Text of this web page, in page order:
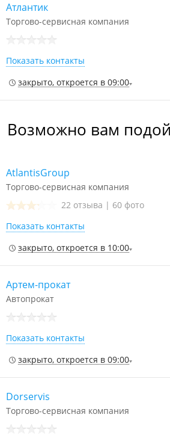
Атлантик
Торгово-сервисная компания
Показать контакты
закрыто, откроется в 09:00
Возможно вам
AtlantisGroup
Торгово-сервисная компания
22 отзыва | 60 фото
Показать контакты
закрыто, откроется в 10:00
Артем-прокат
Автопрокат
Показать контакты
закрыто, откроется в 09:00
Dorservis
Торгово-сервисная компания